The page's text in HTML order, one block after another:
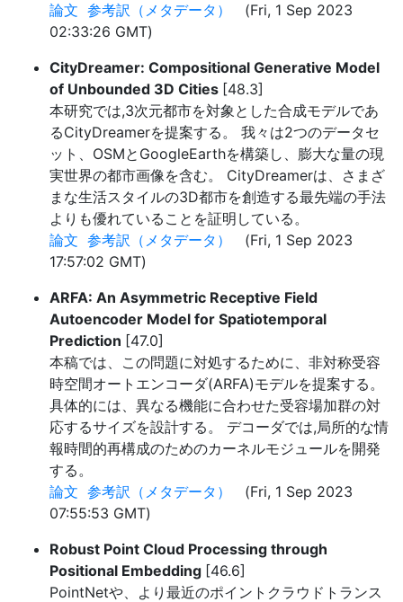
論文 参考訳（メタデータ）
(Fri, 1 Sep 2023
02:33:26 GMT)
CityDreamer: Compositional Generative Model
of Unbounded 3D Cities [48.3]
本研究では,3次元都市を対象とした合成モデルであ
るCityDreamerを提案する。 我々は2つのデータセ
ット、OSMとGoogleEarthを構築し、膨大な量の現
実世界の都市画像を含む。 CityDreamerは、さまざ
まな生活スタイルの3D都市を創造する最先端の手法
よりも優れていることを証明している。
論文 参考訳（メタデータ）
(Fri, 1 Sep 2023
17:57:02 GMT)
ARFA: An Asymmetric Receptive Field
Autoencoder Model for Spatiotemporal
Prediction [47.0]
本稿では、この問題に対処するために、非対称受容
時空間オートエンコーダ(ARFA)モデルを提案する。
具体的には、異なる機能に合わせた受容場加群の対
応するサイズを設計する。 デコーダでは,局所的な情
報時間的再構成のためのカーネルモジュールを開発
する。
論文 参考訳（メタデータ）
(Fri, 1 Sep 2023
07:55:53 GMT)
Robust Point Cloud Processing through
Positional Embedding [46.6]
PointNetや、より最近のポイントクラウドトランス